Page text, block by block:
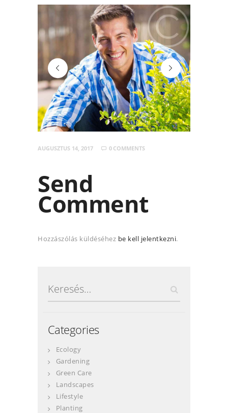
team-3 team-6
AUGUSZTUS 14, 2017 0 COMMENTS
Send
Comment
Hozzászólás küldéséhez be kell jelentkezni.
Categories
Ecology
Gardening
Green Care
Landscapes
Lifestyle
Planting